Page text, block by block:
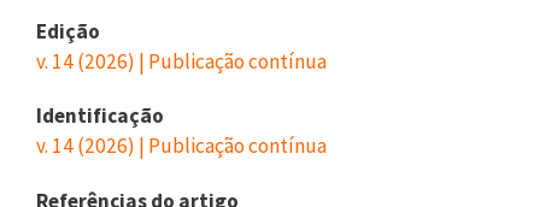
Edição
v. 14 (2026) | Publicação contínua
Identificação
v. 14 (2026) | Publicação contínua
Referências do artigo